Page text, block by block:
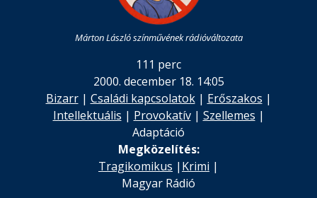
Márton László színművének rádióváltozata
111 perc
2000. december 18. 14:05
Bizarr| Családi kapcsolatok| Erőszakos |
Intellektuális | Provokatív| Szellemes |
Adaptáció
Megközelítés:
Tragikomikus | Krimi |
Magyar Rádió